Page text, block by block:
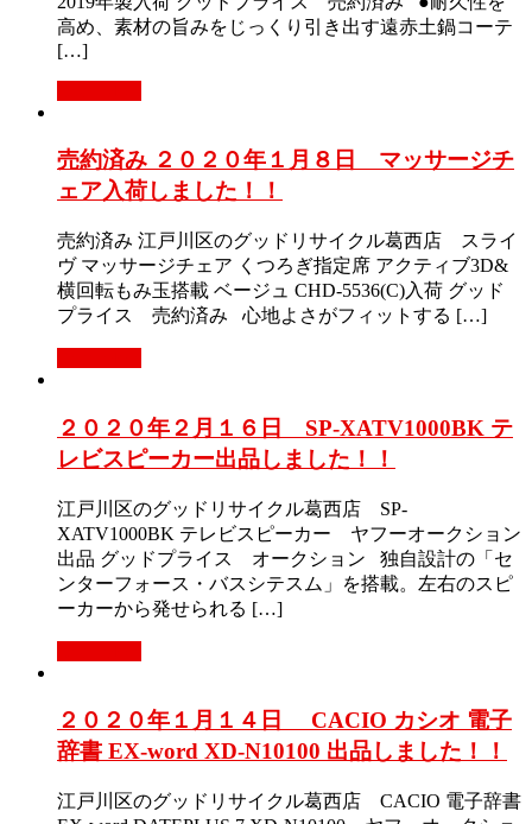
高め、素材の旨みをじっくり引き出す遠赤土鍋コーテ
[…]
売約済み ２０２０年１月８日 マッサージチ
ェア入荷しました！！
売約済み 江戸川区のグッドリサイクル葛西店 スライ
ヴ マッサージチェア くつろぎ指定席 アクティブ3D&
横回転もみ玉搭載 ベージュ CHD-5536(C)入荷 グッド
プライス 売約済み 心地よさがフィットする […]
２０２０年２月１６日 SP-XATV1000BK テ
レビスピーカー出品しました！！
江戸川区のグッドリサイクル葛西店 SP-
XATV1000BK テレビスピーカー ヤフーオークション
出品 グッドプライス オークション 独自設計の「セ
ンターフォース・バスシテスム」を搭載。左右のスピ
ーカーから発せられる […]
２０２０年１月１４日 CACIO カシオ 電子
辞書 EX-word XD-N10100 出品しました！！
江戸川区のグッドリサイクル葛西店 CACIO 電子辞書